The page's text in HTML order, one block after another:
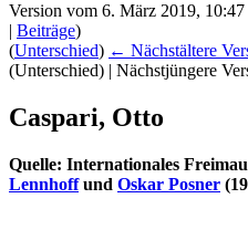
Version vom 6. März 2019,
| Beiträge)
(Unterschied) ← Nächstältere
(Unterschied) | Nächstjüngere
Caspari, Otto
Quelle: Internationales
Lennhoffund Oskar Posner